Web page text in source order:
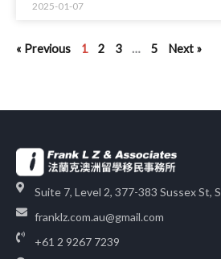
2025-01-07
« Previous 1 2 3 … 5 Next »
Suite 7, Level 2, 377-383 Sussex St,
franklz.com.au@gmail.com
+61 2 9267 7239